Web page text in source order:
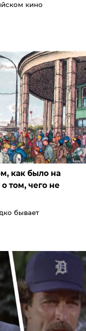
кино
как было на
том, чего не
бывает